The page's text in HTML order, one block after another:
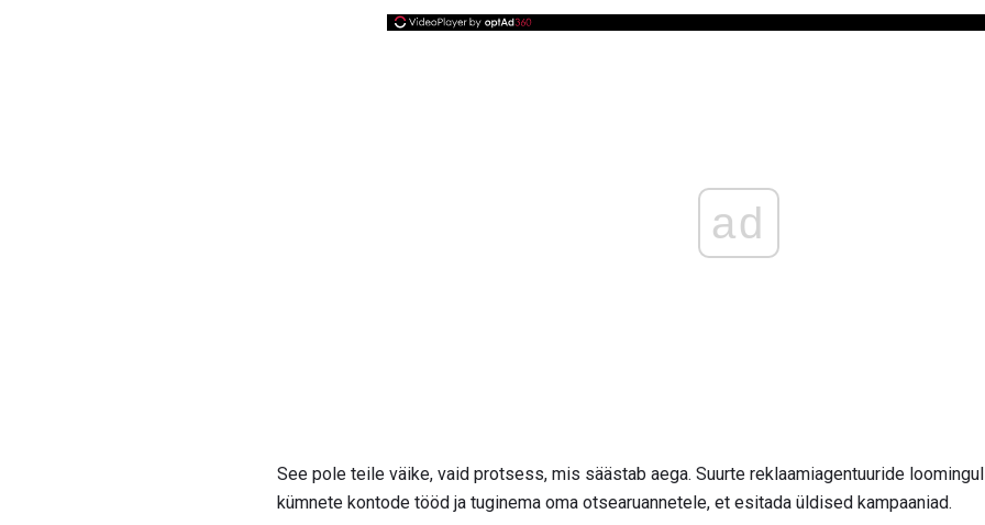
ad
See pole teile väike, vaid protsess, mis säästab aega. Suurte reklaamiagentuuride
kümnete kontode tööd ja tuginema oma otsearuannetele, et esitada üldised kampaaniad.